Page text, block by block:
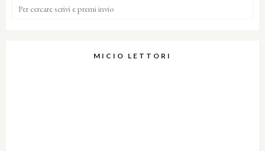
MICIO LETTORI